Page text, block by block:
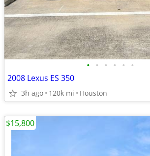
• • • • • •
2008 Lexus ES 350
3h ago 120k mi Houston
$15,800